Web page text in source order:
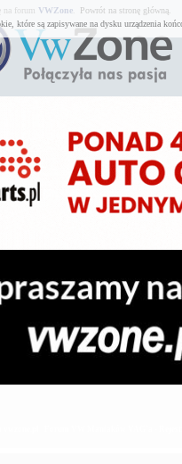
które są zapisywane na dysku urządzenia
na forum VWZone. Powrót na stronę główną.